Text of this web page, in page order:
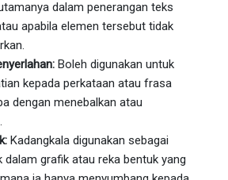
dalam penerangan teks
apabila elemen tersebut tidak
Boleh digunakan untuk
kepada perkataan atau frasa
dengan menebalkan atau
Kadangkala digunakan sebagai
dalam grafik atau reka bentuk yang